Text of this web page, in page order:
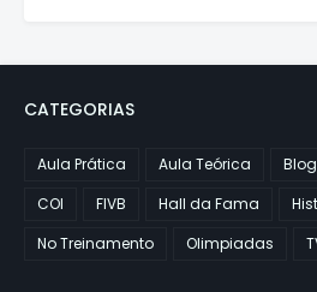
CATEGORIAS
Aula Prática Aula Teórica Blog
COI
FIVB Hall da Fama
No Treinamento
Olimpiadas